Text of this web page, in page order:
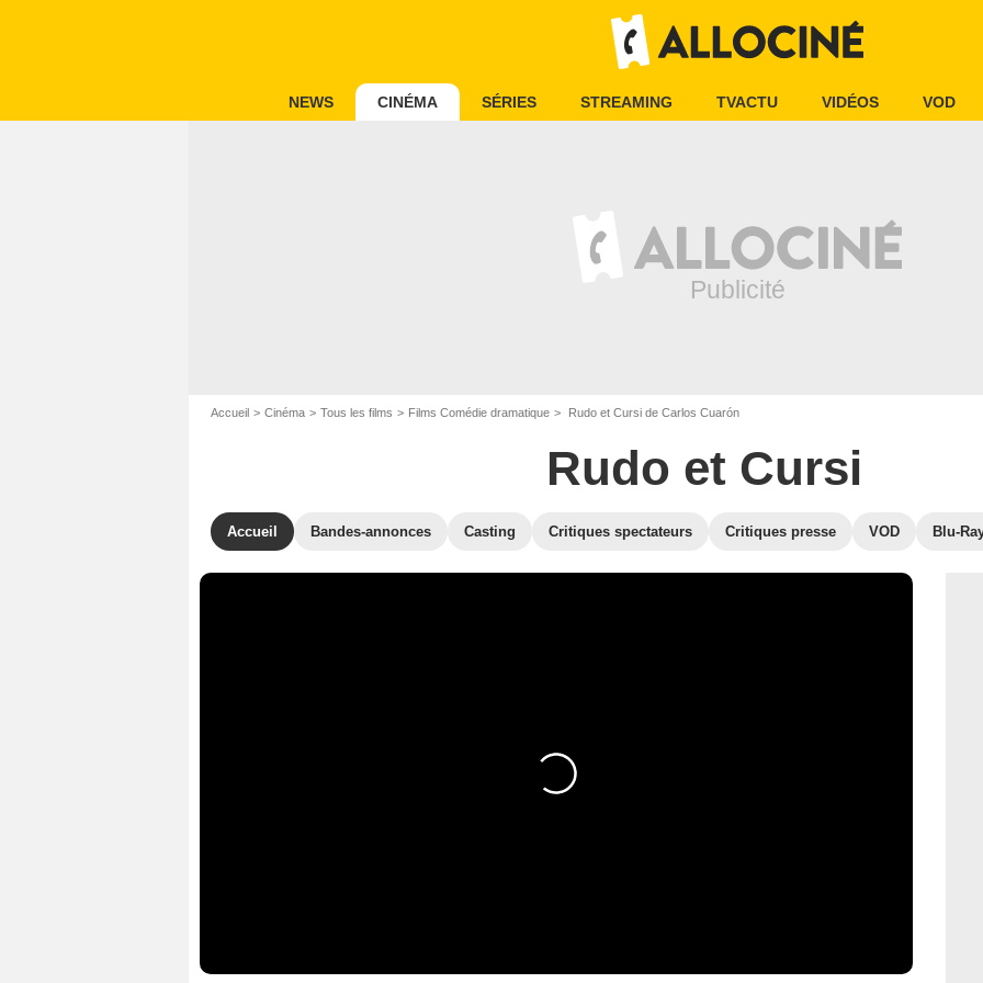
NEWS CINÉMA SÉRIES STREAMING TVACTU VIDÉOS VOD
Accueil Cinéma Tous les films Films Comédie dramatique Rudo et Cursi de Carlos Cuarón
Rudo et Cursi
Accueil Bandes-annonces Casting Critiques spectateurs Critiques presse VOD Blu-